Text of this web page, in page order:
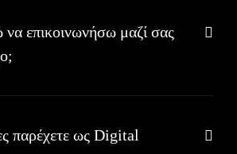
επικοινωνήσω μαζί σας
παρέχετε ως Digital